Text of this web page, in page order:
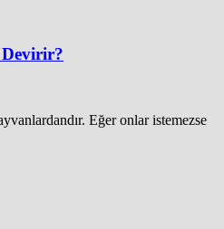
Devirir?
Eğer onlar istemezse